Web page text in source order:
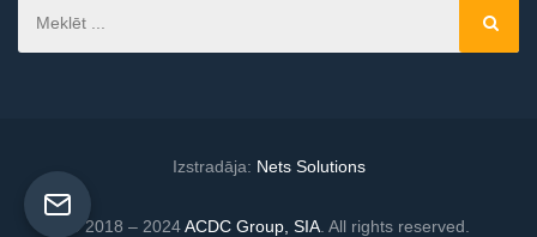
Izstradāja: Nets Solutions
© 2018 – 2024ACDC Group, SIA. All rights reserved.